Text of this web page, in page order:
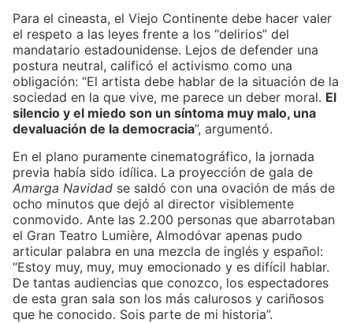
Para el cineasta, el Viejo Continente debe hacer valer
el respeto a las leyes frente a los “delirios” del
mandatario estadounidense. Lejos de defender una
postura neutral, calificó el activismo como una
obligación: “El artista debe hablar de la situación de la
sociedad en la que vive, me parece un deber moral. El
silencio y el miedo son un síntoma muy malo, una
devaluación de la democracia”, argumentó.
En el plano puramente cinematográfico, la jornada
previa había sido idílica. La proyección de gala de
Amarga Navidad se saldó con una ovación de más de
ocho minutos que dejó al director visiblemente
conmovido. Ante las 2.200 personas que abarrotaban
el Gran Teatro Lumière, Almodóvar apenas pudo
articular palabra en una mezcla de inglés y español:
“Estoy muy, muy, muy emocionado y es difícil hablar.
De tantas audiencias que conozco, los espectadores
de esta gran sala son los más calurosos y cariñosos
que he conocido. Sois parte de mi historia”.